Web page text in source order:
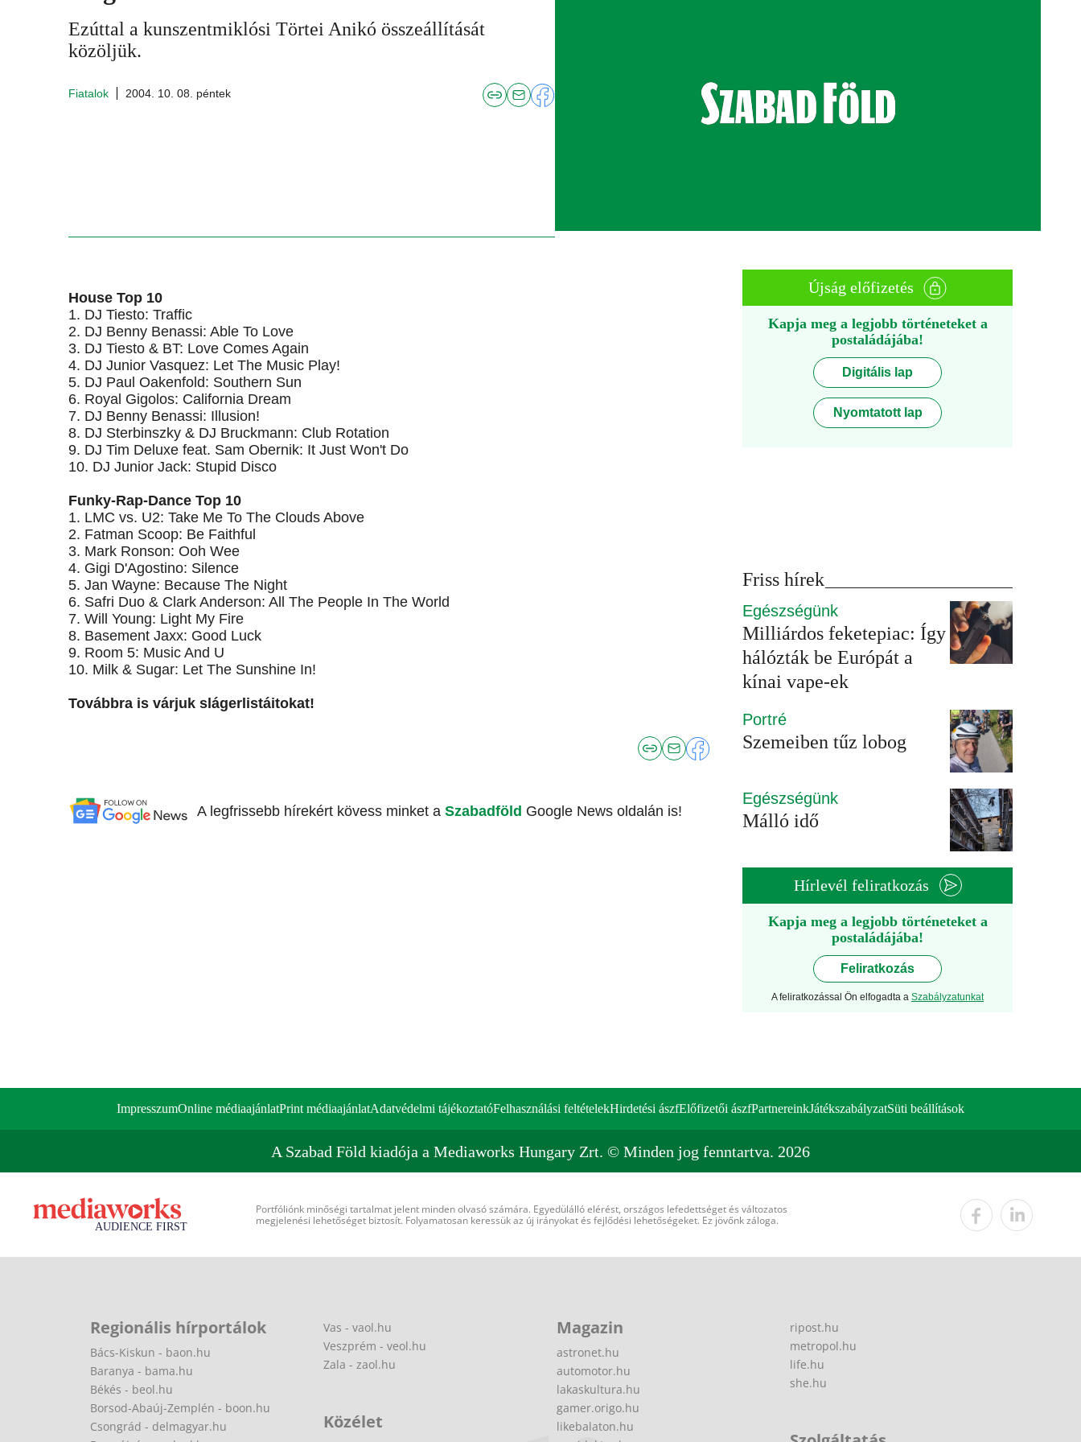
Ezúttal a kunszentmiklósi Törtei Anikó összeállítását
közöljük.
Fiatalok 2004. 10. 08. péntek
House Top 10
1. DJ Tiesto: Traffic
2. DJ Benny Benassi: Able To Love
3. DJ Tiesto & BT: Love Comes Again
4. DJ Junior Vasquez: Let The Music Play!
5. DJ Paul Oakenfold: Southern Sun
6. Royal Gigolos: California Dream
7. DJ Benny Benassi: Illusion!
8. DJ Sterbinszky & DJ Bruckmann: Club Rotation
9. DJ Tim Deluxe feat. Sam Obernik: It Just Won't Do
10. DJ Junior Jack: Stupid Disco
Funky-Rap-Dance Top 10
1. LMC vs. U2: Take Me To The Clouds Above
2. Fatman Scoop: Be Faithful
3. Mark Ronson: Ooh Wee
4. Gigi D'Agostino: Silence
5. Jan Wayne: Because The Night
6. Safri Duo & Clark Anderson: All The People In The World
7. Will Young: Light My Fire
8. Basement Jaxx: Good Luck
9. Room 5: Music And U
10. Milk & Sugar: Let The Sunshine In!
Továbbra is várjuk slágerlistáitokat!
A legfrissebb hírekért kövess minket a Szabadföld Google News oldalán is!
Újság előfizetés
Kapja meg a legjobb történeteket a
postaládájába!
Digitális lap
Nyomtatott lap
Friss hírek
Egészségünk
Milliárdos feketepiac: Így
hálózták be Európát a
kínai vape-ek
Portré
Szemeiben tűz lobog
Egészségünk
Málló idő
Hírlevél feliratkozás
Kapja meg a legjobb történeteket a
postaládájába!
Feliratkozás
A feliratkozással Ön elfogadta a Szabályzatunkat
ImpresszumOnline médiaajánlatPrint médiaajánlatAdatvédelmi tájékoztatóFelhasználási feltételekHirdetési ászfElőfizetői ászfPartnereinkJátékszabályzatSüti beállítások
A Szabad Föld kiadója a Mediaworks Hungary Zrt. © Minden jog fenntartva. 2026
Portfóliónk minőségi tartalmat jelent minden olvasó számára. Egyedülálló elérést, országos lefedettséget és változatos
megjelenési lehetőséget biztosít. Folyamatosan keressük az új irányokat és fejlődési lehetőségeket. Ez jövőnk záloga.
Regionális hírportálok
Bács-Kiskun - baon.hu
Baranya - bama.hu
Békés - beol.hu
Borsod-Abaúj-Zemplén - boon.hu
Csongrád - delmagyar.hu
Vas - vaol.hu
Veszprém - veol.hu
Zala - zaol.hu
Közélet
Magazin
astronet.hu
automotor.hu
lakaskultura.hu
gamer.origo.hu
likebalaton.hu
ripost.hu
metropol.hu
life.hu
she.hu